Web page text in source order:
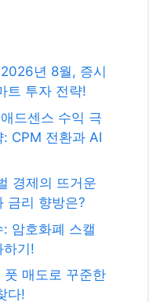
년 8월, 증시
트 투자 전략!
드센스 수익 극
CPM 전환과 AI
경제의 뜨거운
금리 향방은?
암호화폐 스캘
하기!
매도로 꾸준한
다!